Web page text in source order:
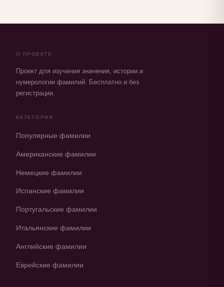
О ПРОЕКТЕ
Проект для изучения значения, истории и
нумерологии фамилий. Бесплатно и без
регистрации.
КАТЕГОРИИ
Популярные фамилии
Американские фамилии
Немецкие фамилии
Испанские фамилии
Португальские фамилии
Итальянские фамилии
Английские фамилии
Еврейские фамилии